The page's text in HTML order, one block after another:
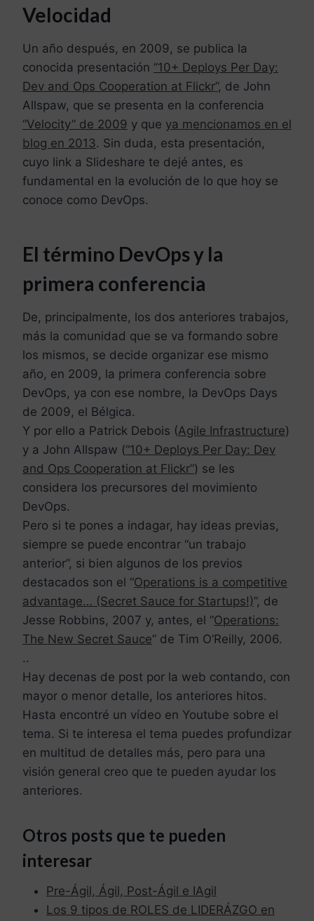
Velocidad
Un año después, en 2009, se publica la
conocida presentación “10+ Deploys Per Day:
Dev and Ops Cooperation at Flickr”, de John
Allspaw, que se presenta en la conferencia
“Velocity” de 2009 y que ya mencionamos en el
blog en 2013. Sin duda, esta presentación,
cuyo link a Slideshare te dejé antes, es
fundamental en la evolución de lo que hoy se
conoce como DevOps.
El término DevOps y la
primera conferencia
De, principalmente, los dos anteriores trabajos,
más la comunidad que se va formando sobre
los mismos, se decide organizar ese mismo
año, en 2009, la primera conferencia sobre
DevOps, ya con ese nombre, la DevOps Days
de 2009, el Bélgica.
Y por ello a Patrick Debois (Agile Infrastructure)
y a John Allspaw (“10+ Deploys Per Day: Dev
and Ops Cooperation at Flickr”) se les
considera los precursores del movimiento
DevOps.
Pero si te pones a indagar, hay ideas previas,
siempre se puede encontrar “un trabajo
anterior”, si bien algunos de los previos
destacados son el “Operations is a competitive
advantage… (Secret Sauce for Startups!)”, de
Jesse Robbins, 2007 y, antes, el “Operations:
The New Secret Sauce” de Tim O’Reilly, 2006.
..
Hay decenas de post por la web contando, con
mayor o menor detalle, los anteriores hitos.
Hasta encontré un vídeo en Youtube sobre el
tema. Si te interesa el tema puedes profundizar
en multitud de detalles más, pero para una
visión general creo que te pueden ayudar los
anteriores.
Otros posts que te pueden
interesar
Pre-Ágil, Ágil, Post-Ágil e IAgil
Lo s 9 tipos de ROLES de LIDERÁZGO en